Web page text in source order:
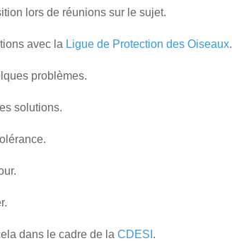
lors de réunions sur le sujet.
avec la Ligue de Protection des Oiseaux.
problèmes.
solutions.
dans le cadre de la CDESI .